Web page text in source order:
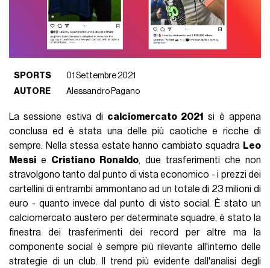
SPORTS
01 Settembre 2021
AUTORE
Alessandro Pagano
La sessione estiva di calciomercato 2021
si è appena
conclusa ed è stata una delle più caotiche e ricche di
sempre. Nella stessa estate hanno cambiato squadra Leo
Messi e Cristiano Ronaldo, due trasferimenti che non
stravolgono tanto dal punto di vista economico - i prezzi dei
cartellini di entrambi ammontano ad un totale di 23 milioni di
euro - quanto invece dal punto di visto social. È stato un
calciomercato austero per determinate squadre, è stato la
finestra dei trasferimenti dei record per altre ma la
componente social è sempre più rilevante all'interno delle
strategie di un club. Il trend più evidente dall'analisi degli